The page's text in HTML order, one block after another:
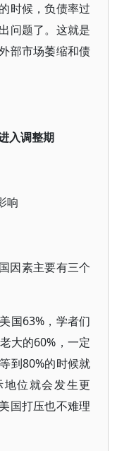
时候，负债率过
问题了。这就是
部市场萎缩和债
入调整期
响
因素主要有三个
国63%，学者们
大的60%，一定
到80%的时候就
位就会发生更
国打压也不难理